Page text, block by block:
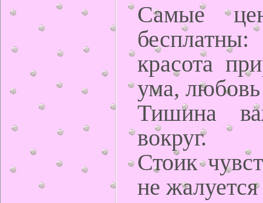
Самые
красота
ума,
Тишина
вокруг.
Стоик
не